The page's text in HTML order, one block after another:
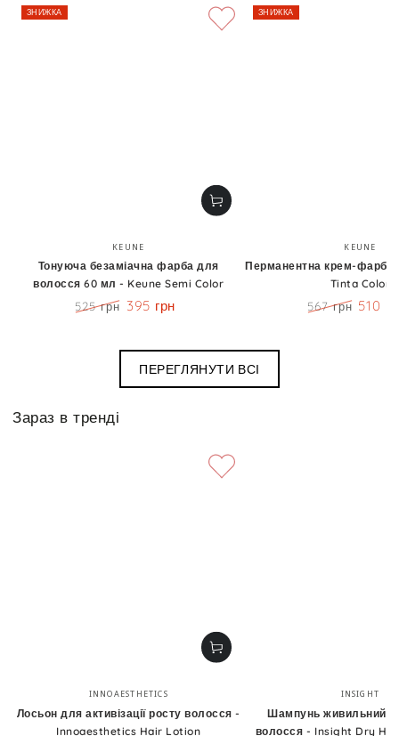
Бренд:
KEUNE
Тонуюча безаміачна фарба для
волосся 60 мл - Keune Semi Color
525 грн 395 грн
ЗНИЖКА
KEUNE
Перманентна крем-фарба
Tinta Color
567 грн 510
ЗНИЖКА
ПЕРЕГЛЯНУТИ ВСІ
Зараз в тренді
Бренд:
INNOAESTHETICS
Лосьон для активізації росту волосся -
Innoaesthetics Hair Lotion
INSIGHT
Шампунь живильний
волосся - Insight Dry